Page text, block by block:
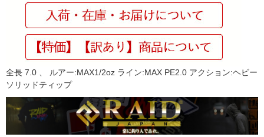
全長 7.0 、 ルアー:MAX1/2oz ライン:MAX PE2.0 アクション:ヘビー
ソリッドティップ